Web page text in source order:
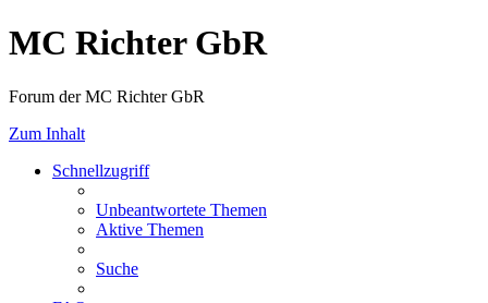
MC Richter GbR
Forum der MC Richter GbR
Zum Inhalt
Schnellzugriff
Unbeantwortete Themen
Aktive Themen
Suche